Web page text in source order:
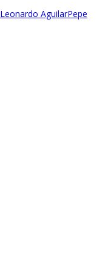
Leonardo AguilarPepe